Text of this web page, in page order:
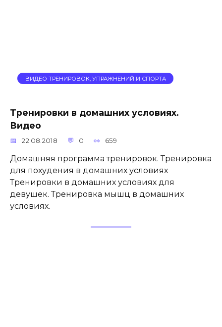
ВИДЕО ТРЕНИРОВОК, УПРАЖНЕНИЙ И СПОРТА
Тренировки в домашних условиях.
Видео
22.08.2018 0 659
Домашняя программа тренировок. Тренировка
для похудения в домашних условиях
Тренировки в домашних условиях для
девушек. Тренировка мышц в домашних
условиях.